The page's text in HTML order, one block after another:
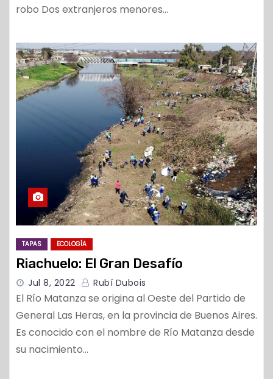
robo Dos extranjeros menores…
TAPAS ECOLOGÍA
Riachuelo: El Gran Desafío
Jul 8, 2022 Rubí Dubois
El Río Matanza se origina al Oeste del Partido de
General Las Heras, en la provincia de Buenos Aires.
Es conocido con el nombre de Río Matanza desde
su nacimiento…